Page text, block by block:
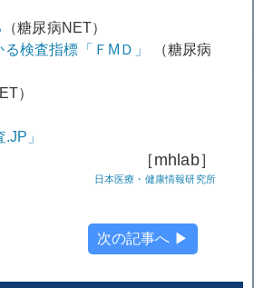
（糖尿病NET）
る検査指標「ＦМＤ」
（糖尿病
）
」
［mhlab］
日本医療・健康情報研究所
次の記事へ ▶